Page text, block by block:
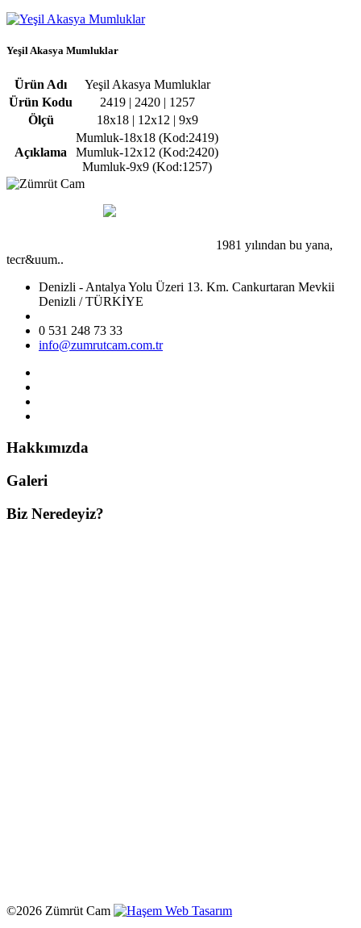
Yeşil Akasya Mumluklar
Ürün Adı
Yeşil Akasya Mumluklar
Ürün Kodu
2419 | 2420 | 1257
Ölçü
18x18 | 12x12 | 9x9
Açıklama
Mumluk-18x18 (Kod:2419)
Mumluk-12x12 (Kod:2420)
Mumluk-9x9 (Kod:1257)
1981 yılından bu yana,
tecr&uum..
Denizli - Antalya Yolu Üzeri 13. Km. Cankurtaran Mevkii
Denizli / TÜRKİYE
0 531 248 73 33
info@zumrutcam.com.tr
Hakkımızda
Galeri
Biz Neredeyiz?
©2026 Zümrüt Cam